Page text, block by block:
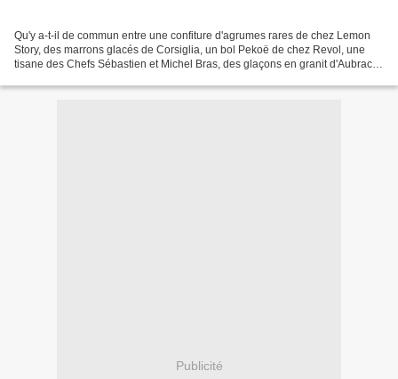
Qu'y a-t-il de commun entre une confiture d'agrumes rares de chez Lemon
Story, des marrons glacés de Corsiglia, un bol Pekoë de chez Revol, une
tisane des Chefs Sébastien et Michel Bras, des glaçons en granit d'Aubrac,
Publicité